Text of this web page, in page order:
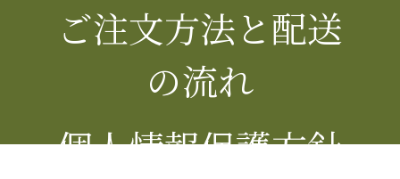
ご注文方法と配送
の流れ
個人情報保護方針